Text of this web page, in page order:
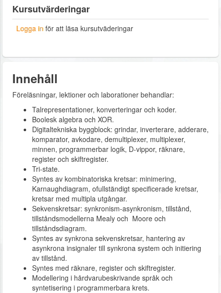
Kursutvärderingar
Logga in för att läsa kursutväderingar
Innehåll
Föreläsningar, lektioner och laborationer behandlar:
Talrepresentationer, konverteringar och koder.
Boolesk algebra och XOR.
Digitaltekniska byggblock: grindar, inverterare, adderare,
komparator, avkodare, demultiplexer, multiplexer,
minnen, programmerbar logik, D-vippor, räknare,
register och skiftregister.
Tri-state.
Syntes av kombinatoriska kretsar: minimering,
Karnaughdiagram, ofullständigt specificerade kretsar,
kretsar med multipla utgångar.
Sekvenskretsar: synkronism-asynkronism, tillstånd,
tillståndsmodellerna Mealy och Moore och
tillståndsdiagram.
Syntes av synkrona sekvenskretsar, hantering av
asynkrona insignaler till synkrona system och initiering
av tillstånd.
Syntes med räknare, register och skiftregister.
Modellering i hårdvarubeskrivande språk och
syntetisering i programmerbara krets.